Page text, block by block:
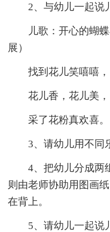
2、与幼儿一起说
儿歌：开心的蝴
展）
找到花儿笑嘻嘻
花儿香，花儿美
采了花粉真欢喜
3、请幼儿用不同
4、把幼儿分成两
则由老师协助用图画
在背上。
5、请幼儿一起说